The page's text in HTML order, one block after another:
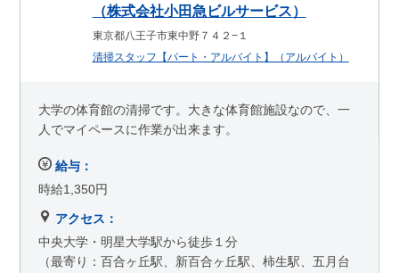
（株式会社小田急ビルサービス）
東京都八王子市東中野７４２−１
清掃スタッフ【パート・アルバイト】（アルバイト）
大学の体育館の清掃です。大きな体育館施設なので、一
人でマイペースに作業が出来ます。
給与：
時給1,350円
アクセス：
中央大学・明星大学駅から徒歩１分
（最寄り：百合ヶ丘駅、新百合ヶ丘駅、柿生駅、五月台